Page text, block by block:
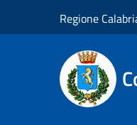
Regione